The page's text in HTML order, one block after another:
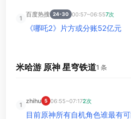
1
百度热搜 24-30 00:57~06:557次
《哪吒2》片方或分账52亿元
米哈游 原神 星穹铁道1 条
1
zhihu 5 06:55~07:172次
目前原神所有自机角色谁最有